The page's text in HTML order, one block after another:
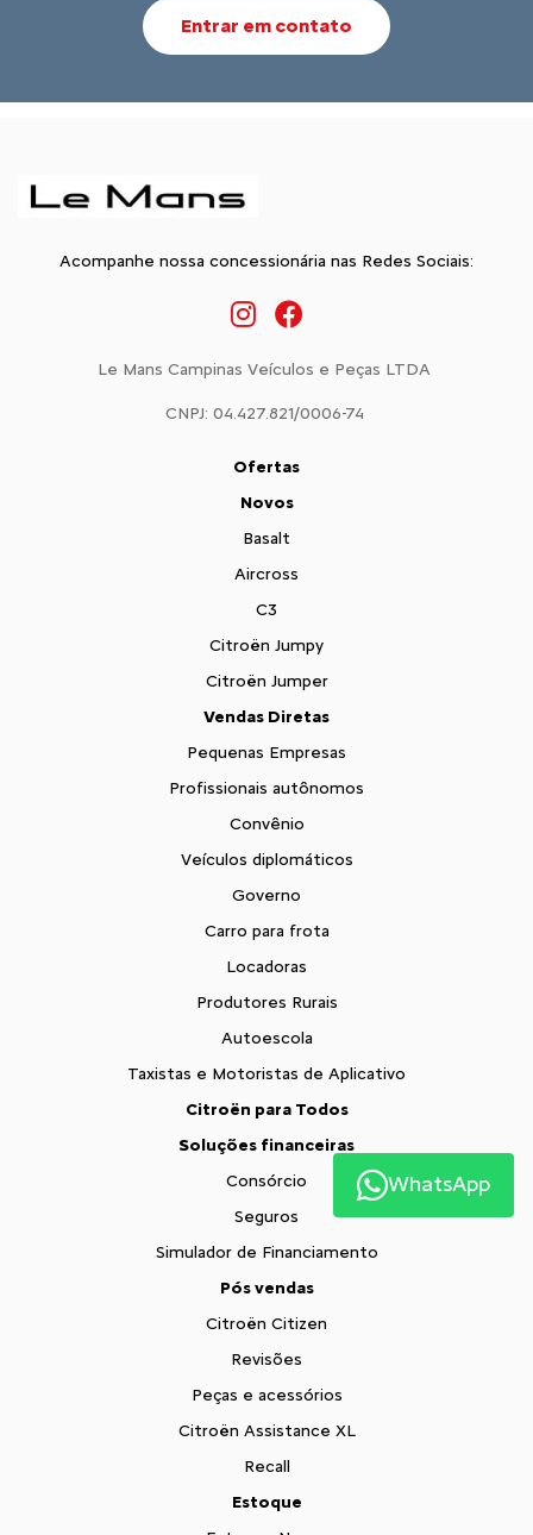
Entrar em contato
Acompanhe nossa concessionária nas Redes Sociais:
Le Mans Campinas Veículos e Peças LTDA
CNPJ: 04.427.821/0006-74
Ofertas
Novos
Basalt
Aircross
C3
Citroën Jumpy
Citroën Jumper
Vendas Diretas
Pequenas Empresas
Profissionais autônomos
Convênio
Veículos diplomáticos
Governo
Carro para frota
Locadoras
Produtores Rurais
Autoescola
Taxistas e Motoristas de Aplicativo
Citroën para Todos
Soluções financeiras
Consórcio
Seguros
Simulador de Financiamento
Pós vendas
Citroën Citizen
Revisões
Peças e acessórios
Citroën Assistance XL
Recall
Estoque
WhatsApp